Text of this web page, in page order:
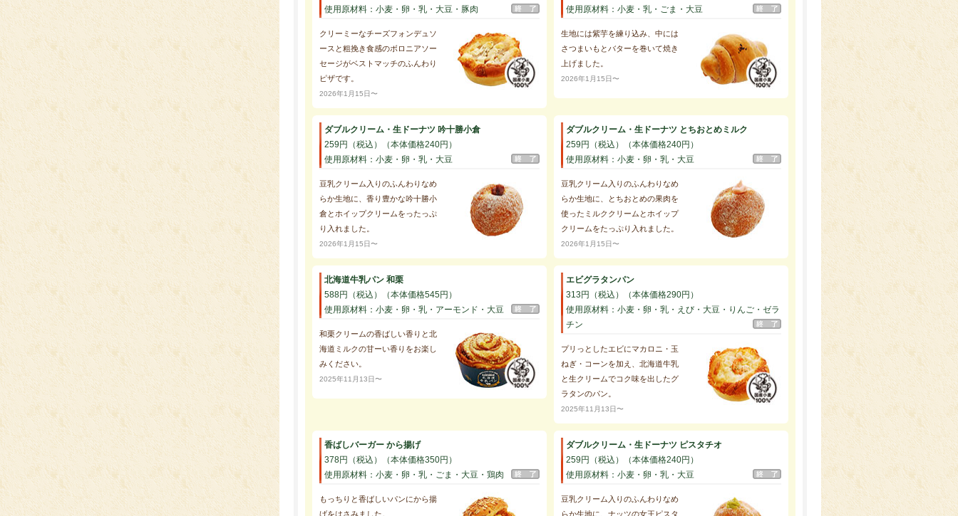
使用原材料：小麦・卵・乳・大豆・豚肉
クリーミーなチーズフォンデュソ
ースと粗挽き食感のボロニアソー
セージがベストマッチのふんわり
ピザです。
2026年1月15日〜
使用原材料：小麦・乳・ごま・大豆
生地には紫芋を練り込み、中には
さつまいもとバターを巻いて焼き
上げました。
2026年1月15日〜
ダブルクリーム・生ドーナツ 吟十勝小倉
259円（税込）（本体価格240円）
使用原材料：小麦・卵・乳・大豆
豆乳クリーム入りのふんわりなめ
らか生地に、香り豊かな吟十勝小
倉とホイップクリームをったっぷ
り入れました。
2026年1月15日〜
ダブルクリーム・生ドーナツ とちおとめミルク
259円（税込）（本体価格240円）
使用原材料：小麦・卵・乳・大豆
豆乳クリーム入りのふんわりなめ
らか生地に、とちおとめの果肉を
使ったミルククリームとホイップ
クリームをたっぷり入れました。
2026年1月15日〜
北海道牛乳パン 和栗
588円（税込）（本体価格545円）
使用原材料：小麦・卵・乳・アーモンド・大豆
和栗クリームの香ばしい香りと北
海道ミルクの甘ーい香りをお楽し
みください。
2025年11月13日〜
エビグラタンパン
313円（税込）（本体価格290円）
使用原材料：小麦・卵・乳・えび・大豆・りんご・ゼラ
チン
プリっとしたエビにマカロニ・玉
ねぎ・コーンを加え、北海道牛乳
と生クリームでコク味を出したグ
ラタンのパン。
2025年11月13日〜
香ばしバーガー から揚げ
378円（税込）（本体価格350円）
使用原材料：小麦・卵・乳・ごま・大豆・鶏肉
もっちりと香ばしいパンにから揚
げをはさみました。
ダブルクリーム・生ドーナツ ピスタチオ
259円（税込）（本体価格240円）
使用原材料：小麦・卵・乳・大豆
豆乳クリーム入りのふんわりなめ
らか生地に、ナッツの女王ピスタ